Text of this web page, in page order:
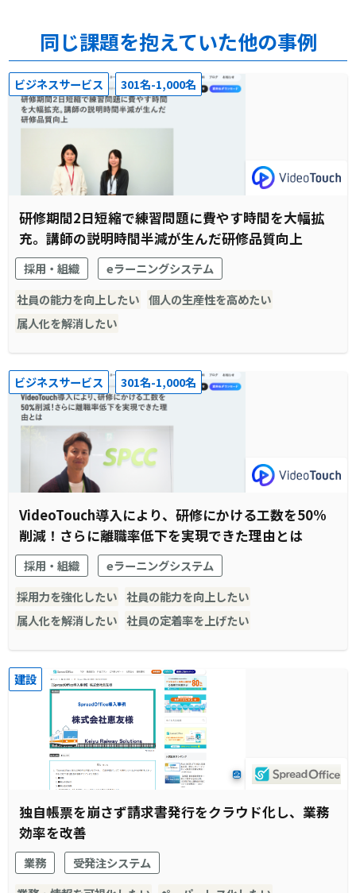
同じ課題を抱えていた他の事例
ビジネスサービス 301名-1,000名
研修期間2日短縮で練習問題に費やす時間を大幅拡
充。講師の説明時間半減が生んだ研修品質向上
採用・組織
eラーニングシステム
社員の能力を向上したい 個人の生産性を高めたい
属人化を解消したい
ビジネスサービス 301名-1,000名
VideoTouch導入により、研修にかける工数を50%
削減！さらに離職率低下を実現できた理由とは
採用・組織
eラーニングシステム
採用力を強化したい 社員の能力を向上したい
属人化を解消したい 社員の定着率を上げたい
建設
独自帳票を崩さず請求書発行をクラウド化し、業務
効率を改善
業務
受発注システム